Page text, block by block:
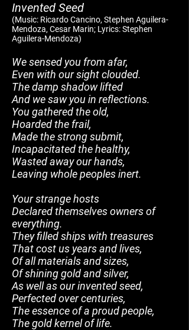
Invented Seed
(Music: Ricardo Cancino, Stephen Aguilera-
Mendoza, Cesar Marin; Lyrics: Stephen
Aguilera-Mendoza)
We sensed you from afar,
Even with our sight clouded.
The damp shadow lifted
And we saw you in reflections.
You gathered the old,
Hoarded the frail,
Made the strong submit,
Incapacitated the healthy,
Wasted away our hands,
Leaving whole peoples inert.
Yourstrange hosts
Declared themselves owners of
everything.
They filled ships with treasures
That cost us years and lives,
Of all materials and sizes,
Of shining gold and silver,
As well as our invented seed,
Perfected over centuries,
The essence of a proud people,
The gold kernel of life.